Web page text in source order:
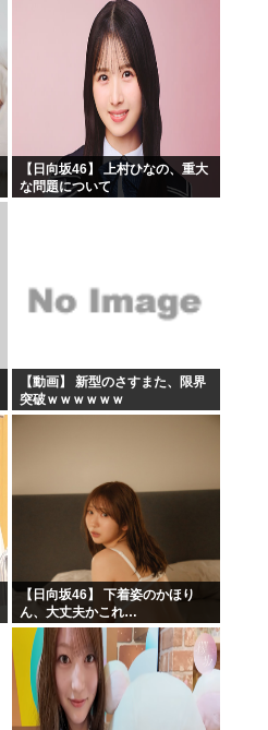
【日向坂46】 上村ひなの、重大
な問題について
【動画】 新型のさすまた、限界
突破ｗｗｗｗｗｗ
【日向坂46】 下着姿のかほり
ん、大丈夫かこれ…